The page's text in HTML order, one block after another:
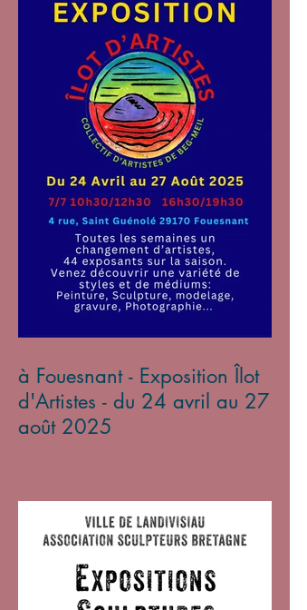
à Fouesnant - Exposition Îlot
d'Artistes - du 24 avril au 27
août 2025